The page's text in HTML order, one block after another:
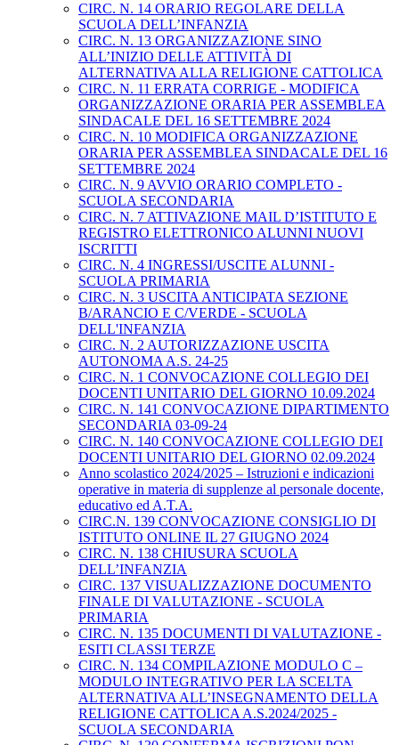
CIRC. N. 14 ORARIO REGOLARE DELLA
SCUOLA DELL’INFANZIA
CIRC. N. 13 ORGANIZZAZIONE SINO
ALL’INIZIO DELLE ATTIVITÀ DI
ALTERNATIVA ALLA RELIGIONE CATTOLICA
CIRC. N. 11 ERRATA CORRIGE - MODIFICA
ORGANIZZAZIONE ORARIA PER ASSEMBLEA
SINDACALE DEL 16 SETTEMBRE 2024
CIRC. N. 10 MODIFICA ORGANIZZAZIONE
ORARIA PER ASSEMBLEA SINDACALE DEL 16
SETTEMBRE 2024
CIRC. N. 9 AVVIO ORARIO COMPLETO -
SCUOLA SECONDARIA
CIRC. N. 7 ATTIVAZIONE MAIL D’ISTITUTO E
REGISTRO ELETTRONICO ALUNNI NUOVI
ISCRITTI
CIRC. N. 4 INGRESSI/USCITE ALUNNI -
SCUOLA PRIMARIA
CIRC. N. 3 USCITA ANTICIPATA SEZIONE
B/ARANCIO E C/VERDE - SCUOLA
DELL'INFANZIA
CIRC. N. 2 AUTORIZZAZIONE USCITA
AUTONOMA A.S. 24-25
CIRC. N. 1 CONVOCAZIONE COLLEGIO DEI
DOCENTI UNITARIO DEL GIORNO 10.09.2024
CIRC. N. 141 CONVOCAZIONE DIPARTIMENTO
SECONDARIA 03-09-24
CIRC. N. 140 CONVOCAZIONE COLLEGIO DEI
DOCENTI UNITARIO DEL GIORNO 02.09.2024
Anno scolastico 2024/2025 – Istruzioni e indicazioni
operative in materia di supplenze al personale docente,
educativo ed A.T.A.
CIRC.N. 139 CONVOCAZIONE CONSIGLIO DI
ISTITUTO ONLINE IL 27 GIUGNO 2024
CIRC. N. 138 CHIUSURA SCUOLA
DELL’INFANZIA
CIRC. 137 VISUALIZZAZIONE DOCUMENTO
FINALE DI VALUTAZIONE - SCUOLA
PRIMARIA
CIRC. N. 135 DOCUMENTI DI VALUTAZIONE -
ESITI CLASSI TERZE
CIRC. N. 134 COMPILAZIONE MODULO C –
MODULO INTEGRATIVO PER LA SCELTA
ALTERNATIVA ALL’INSEGNAMENTO DELLA
RELIGIONE CATTOLICA A.S.2024/2025 -
SCUOLA SECONDARIA